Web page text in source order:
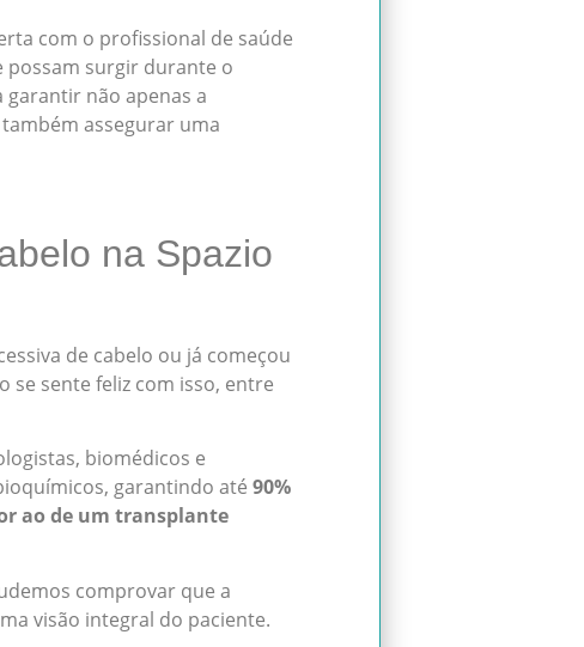
com o profissional de saúde
possam surgir durante o
não apenas a
assegurar uma
na Spazio
de cabelo ou já começou
se sente feliz com isso, entre
biomédicos e
garantindo até 90%
ao de um transplante
comprovar que a
visão integral do paciente.